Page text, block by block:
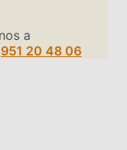
a
951 20 48 06